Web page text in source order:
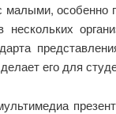
нескольких
его для